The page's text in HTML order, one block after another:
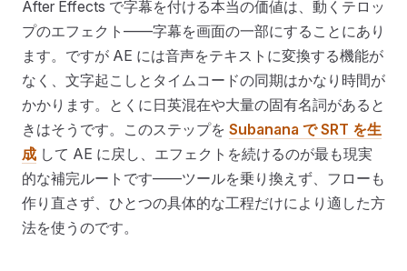
After Effects で字幕を付ける本当の価値は、動くテロッ
プのエフェクト——字幕を画面の一部にすることにあり
ます。ですが AE には音声をテキストに変換する機能が
なく、文字起こしとタイムコードの同期はかなり時間が
かかります。とくに日英混在や大量の固有名詞があると
きはそうです。このステップを Subanana で SRT を生
成 して AE に戻し、エフェクトを続けるのが最も現実
的な補完ルートです——ツールを乗り換えず、フローも
作り直さず、ひとつの具体的な工程だけにより適した方
法を使うのです。